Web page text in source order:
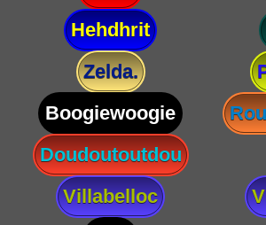
Hehdhrit
Zelda.
Boogiewoogie
Doudoutoutdou
Villabelloc